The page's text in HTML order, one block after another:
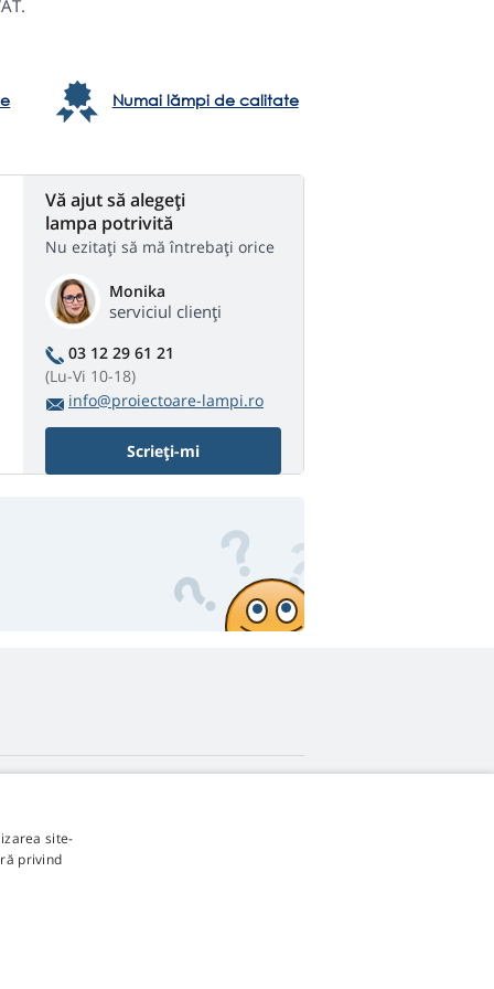
Numai lămpi de calitate
Vă ajut să alegeți
lampa potrivită
Nu ezitați să mă întrebați orice
Monika
serviciul clienți
03 12 29 61 21
(Lu-Vi 10-18)
info@proiectoare-lampi.ro
Scrieți-mi
site-
privind